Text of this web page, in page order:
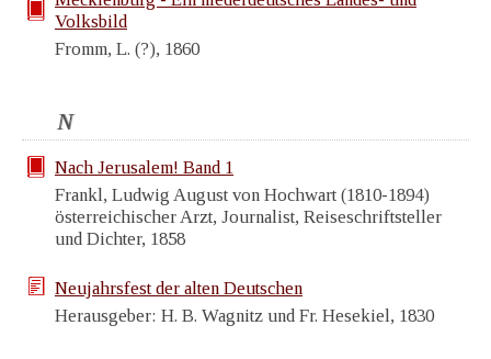
Volksbild
Fromm, L. (?), 1860
N
Nach Jerusalem! Band 1
Frankl, Ludwig August von Hochwart (1810-1894)
österreichischer Arzt, Journalist, Reiseschriftsteller
und Dichter, 1858
Neujahrsfest der alten Deutschen
Herausgeber: H. B. Wagnitz und Fr. Hesekiel, 1830